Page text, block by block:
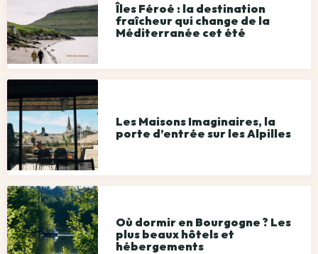
Îles Féroé : la destination
fraîcheur qui change de la
Méditerranée cet été
Les Maisons Imaginaires, la
porte d’entrée sur les Alpilles
Où dormir en Bourgogne ? Les
plus beaux hôtels et
hébergements